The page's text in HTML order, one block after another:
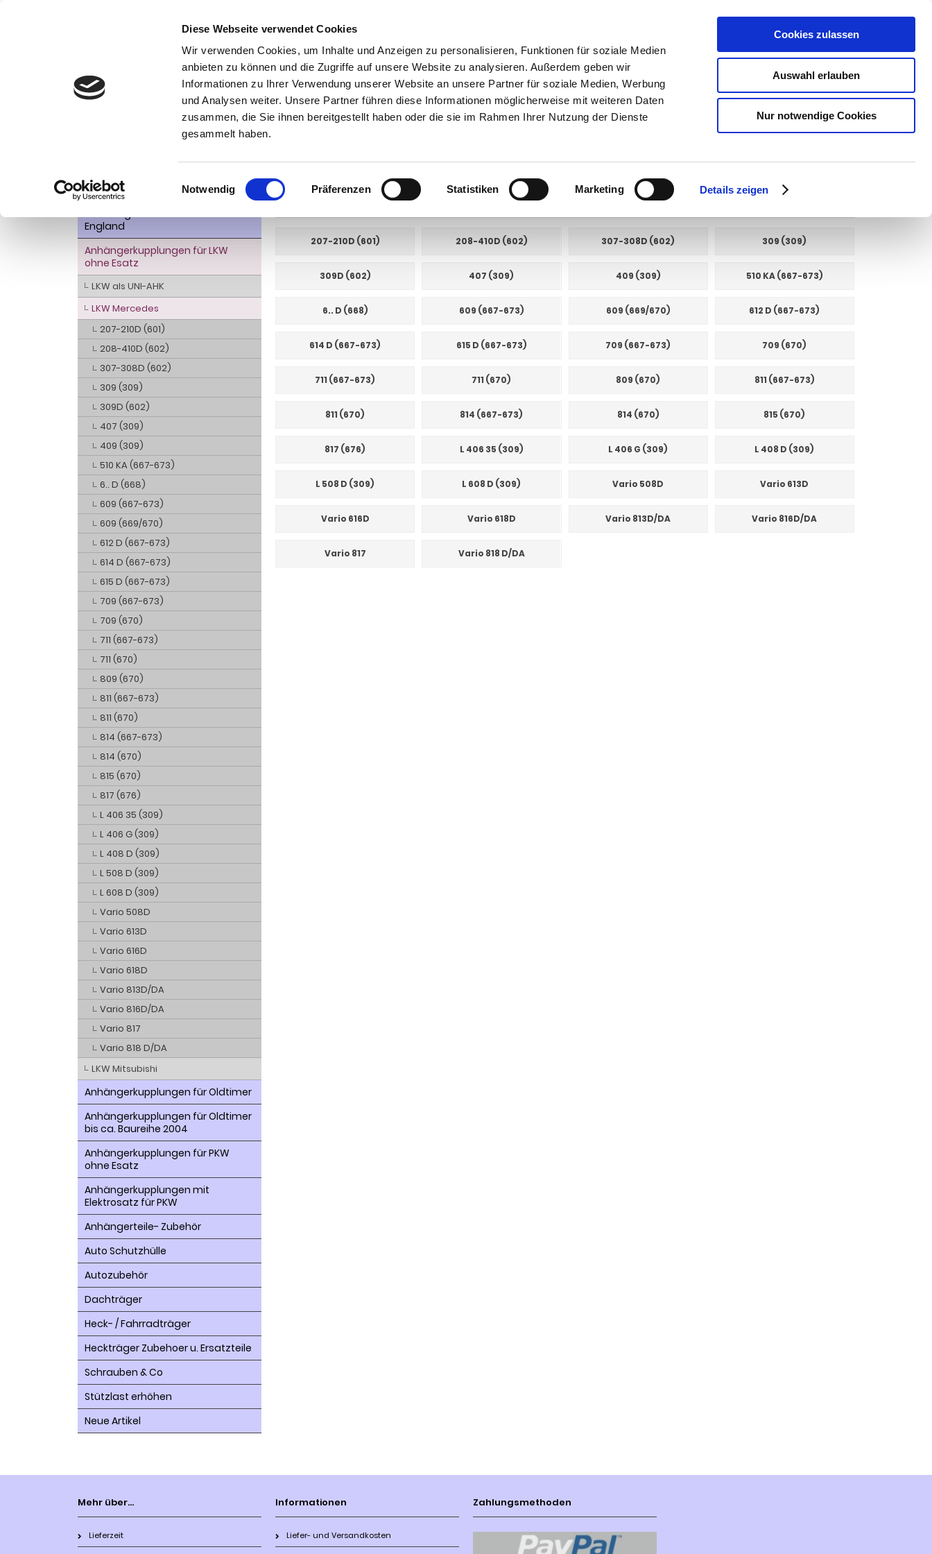
Diese Webseite verwendet Cookies
Wir verwenden Cookies, um Inhalte und Anzeigen zu personalisieren, Funktionen für soziale Medien
anbieten zu können und die Zugriffe auf unsere Website zu analysieren. Außerdem geben wir
Informationen zu Ihrer Verwendung unserer Website an unsere Partner für soziale Medien, Werbung
und Analysen weiter. Unsere Partner führen diese Informationen möglicherweise mit weiteren Daten
zusammen, die Sie ihnen bereitgestellt haben oder die sie im Rahmen Ihrer Nutzung der Dienste
gesammelt haben.
Einwilligungsauswahl
Notwendig Präferenzen Statistiken Marketing Details zeigen
Cookies zulassen
Auswahl erlauben
Nur notwendige Cookies
SUCHEN
Kontakt 0 44 89 - 92 34 67 6 AHK-Finder Kasse Warenkorb 0 Artikel
LKW Mercedes
207-210D (601) 208-410D (602) 307-308D (602) 309 (309)
309D (602) 407 (309) 409 (309) 510 KA (667-673)
6.. D (668) 609 (667-673) 609 (669/670) 612 D (667-673)
614 D (667-673) 615 D (667-673) 709 (667-673) 709 (670)
711 (667-673) 711 (670) 809 (670) 811 (667-673)
811 (670) 814 (667-673) 814 (670) 815 (670)
817 (676) L 406 35 (309) L 406 G (309) L 408 D (309)
L 508 D (309) L 608 D (309) Vario 508D Vario 613D
Vario 616D Vario 618D Vario 813D/DA Vario 816D/DA
Vario 817 Vario 818 D/DA
Kategorien
AHK- Zubehör, Ersatzteile
Anhängelast erhöhen
Anhängerkupplungen für
Fahrzeuge aus den USA Canada
England
Anhängerkupplungen für LKW
ohne Esatz
LKW als UNI-AHK
LKW Mercedes
207-210D (601)
208-410D (602)
307-308D (602)
309 (309)
309D (602)
407 (309)
409 (309)
510 KA (667-673)
6.. D (668)
609 (667-673)
609 (669/670)
612 D (667-673)
614 D (667-673)
615 D (667-673)
709 (667-673)
709 (670)
711 (667-673)
711 (670)
809 (670)
811 (667-673)
811 (670)
814 (667-673)
814 (670)
815 (670)
817 (676)
L 406 35 (309)
L 406 G (309)
L 408 D (309)
L 508 D (309)
L 608 D (309)
Vario 508D
Vario 613D
Vario 616D
Vario 618D
Vario 813D/DA
Vario 816D/DA
Vario 817
Vario 818 D/DA
LKW Mitsubishi
Anhängerkupplungen für Oldtimer
Anhängerkupplungen für Oldtimer
bis ca. Baureihe 2004
Anhängerkupplungen für PKW
ohne Esatz
Anhängerkupplungen mit
Elektrosatz für PKW
Anhängerteile- Zubehör
Auto Schutzhülle
Autozubehör
Dachträger
Heck- / Fahrradträger
Heckträger Zubehoer u. Ersatzteile
Schrauben & Co
Stützlast erhöhen
Neue Artikel
Mehr über...
Lieferzeit
Informationen
Liefer- und Versandkosten
Zahlungsmethoden